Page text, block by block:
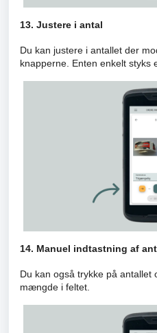
13. Justere i antal
Du kan justere i antallet der
knapperne. Enten enkelt styks
14. Manuel indtastning af
Du kan også trykke på antallet
mængde i feltet.